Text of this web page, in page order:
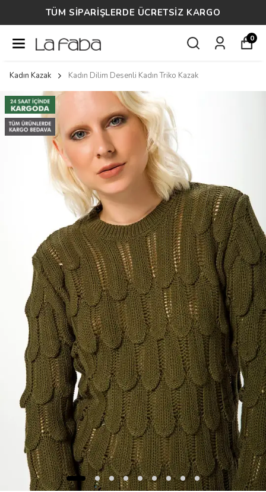
TÜM SİPARİŞLERDE ÜCRETSİZ KARGO
0
Kadın Kazak Kadın Dilim Desenli Kadın Triko Kazak